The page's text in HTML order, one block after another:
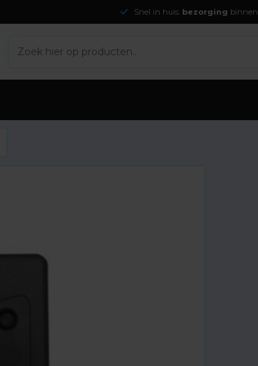
Snel in huis: bezorging binnen